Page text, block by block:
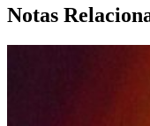
Notas